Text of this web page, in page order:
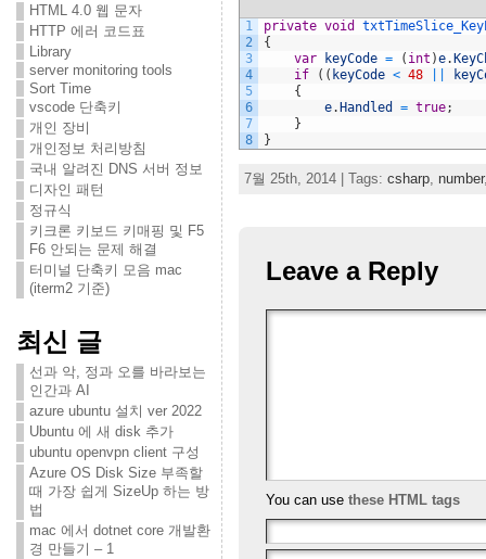
HTML 4.0 웹 문자
HTTP 에러 코드표
Library
server monitoring tools
Sort Time
vscode 단축키
개인 장비
개인정보 처리방침
국내 알려진 DNS 서버 정보
디자인 패턴
정규식
키크론 키보드 키매핑 및 F5
F6 안되는 문제 해결
터미널 단축키 모음 mac
(iterm2 기준)
최신 글
선과 악, 정과 오를 바라보는
인간과 AI
azure ubuntu 설치 ver 2022
Ubuntu 에 새 disk 추가
ubuntu openvpn client 구성
Azure OS Disk Size 부족할
때 가장 쉽게 SizeUp 하는 방
법
mac 에서 dotnet core 개발환
경 만들기 – 1
1
2
3
4
5
6
7
8
private void
{
var
keyCode = ( int )e.
if
( ( keyCode < 48
{
e.Handled = true;
}
}
7월 25th, 2014 | Tags: csharp, number
Leave a Reply
You can use these HTML tags